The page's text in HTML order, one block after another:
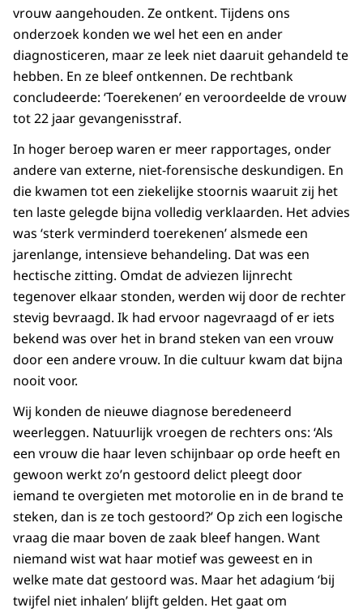
vrouw aangehouden. Ze ontkent. Tijdens ons
onderzoek konden we wel het een en ander
diagnosticeren, maar ze leek niet daaruit gehandeld te
hebben. En ze bleef ontkennen. De rechtbank
concludeerde: ‘Toerekenen’ en veroordeelde de vrouw
tot 22 jaar gevangenisstraf.
In hoger beroep waren er meer rapportages, onder
andere van externe, niet-forensische deskundigen. En
die kwamen tot een ziekelijke stoornis waaruit zij het
ten laste gelegde bijna volledig verklaarden. Het advies
was ‘sterk verminderd toerekenen’ alsmede een
jarenlange, intensieve behandeling. Dat was een
hectische zitting. Omdat de adviezen lijnrecht
tegenover elkaar stonden, werden wij door de rechter
stevig bevraagd. Ik had ervoor nagevraagd of er iets
bekend was over het in brand steken van een vrouw
door een andere vrouw. In die cultuur kwam dat bijna
nooit voor.
Wij konden de nieuwe diagnose beredeneerd
weerleggen. Natuurlijk vroegen de rechters ons: ‘Als
een vrouw die haar leven schijnbaar op orde heeft en
gewoon werkt zo’n gestoord delict pleegt door
iemand te overgieten met motorolie en in de brand te
steken, dan is ze toch gestoord?’ Op zich een logische
vraag die maar boven de zaak bleef hangen. Want
niemand wist wat haar motief was geweest en in
welke mate dat gestoord was. Maar het adagium ‘bij
twijfel niet inhalen’ blijft gelden. Het gaat om